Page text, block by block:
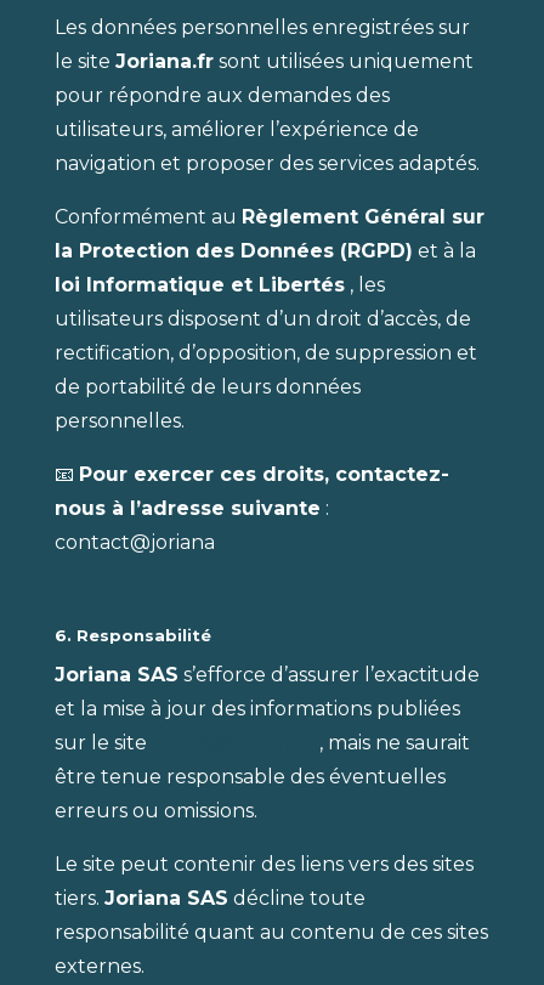
Les données personnelles enregistrées sur
le site Joriana.frsont utilisées uniquement
pour répondre aux demandes des
utilisateurs, améliorer l’expérience de
navigation et proposer des services adaptés.
Conformément au Règlement Général sur
la Protection des Données (RGPD) et à la
loi Informatique et Libertés, les
utilisateurs disposent d’un droit d’accès, de
rectification, d’opposition, de suppression et
de portabilité de leurs données
personnelles.
📧 Pour exercer ces droits, contactez-
nous à l’adresse suivante :
contact@joriana
6. Responsabilité
Joriana SAS s’efforce d’assurer l’exactitude
et la mise à jour des informations publiées
sur le site
, mais ne saurait
être tenue responsable des éventuelles
erreurs ou omissions.
Le site peut contenir des liens vers des sites
tiers. Joriana SAS décline toute
responsabilité quant au contenu de ces sites
externes.